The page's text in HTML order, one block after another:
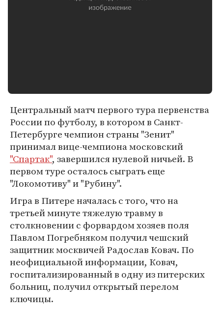
Центральный матч первого тура первенства
России по футболу, в котором в Санкт-
Петербурге чемпион страны "Зенит"
принимал вице-чемпиона московский
"Спартак", завершился нулевой ничьей. В
первом туре осталось сыграть еще
"Локомотиву" и "Рубину".
Игра в Питере началась с того, что на
третьей минуте тяжелую травму в
столкновении с форвардом хозяев поля
Павлом Погребняком получил чешский
защитник москвичей Радослав Ковач. По
неофициальной информации, Ковач,
госпитализированный в одну из питерских
больниц, получил открытый перелом
ключицы.